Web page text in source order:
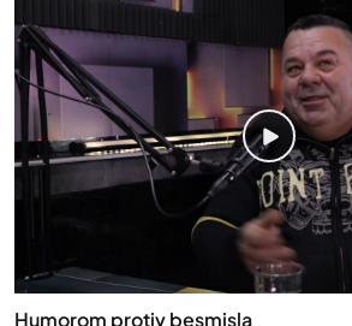
Humorom protiv besmisla